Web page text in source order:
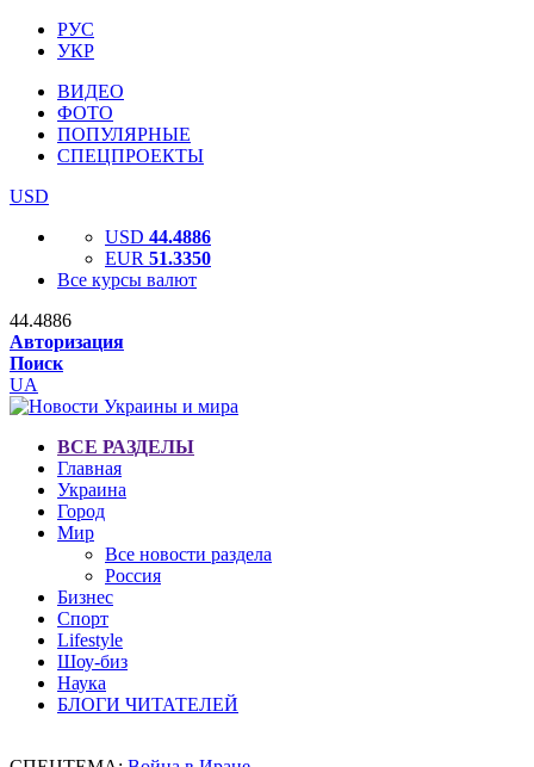
РУС
УКР
ВИДЕО
ФОТО
ПОПУЛЯРНЫЕ
СПЕЦПРОЕКТЫ
USD
USD 44.4886
EUR 51.3350
Все курсы валют
44.4886
Авторизация
Поиск
UA
ВСЕ РАЗДЕЛЫ
Главная
Украина
Город
Мир
Все новости раздела
Россия
Бизнес
Спорт
Lifestyle
Шоу-биз
Наука
БЛОГИ ЧИТАТЕЛЕЙ